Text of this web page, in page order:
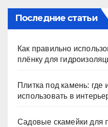
Последние статьи
Как правильно
плёнку для
Плитка под камень: где
использовать в
Садовые скамейки для